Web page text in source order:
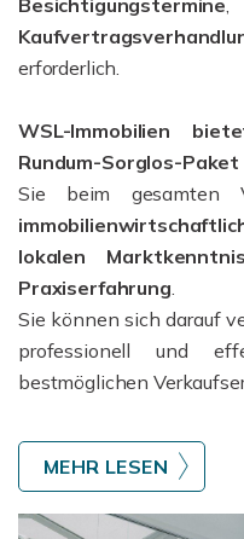
erforderlich.
WSL-Immobilien
Rundum-Sorglos-Paket
Sie beim gesamten
lokalen Marktkenntnis
Praxiserfahrung
Sie können sich darauf
professionell und
bestmöglichen
MEHR LESEN